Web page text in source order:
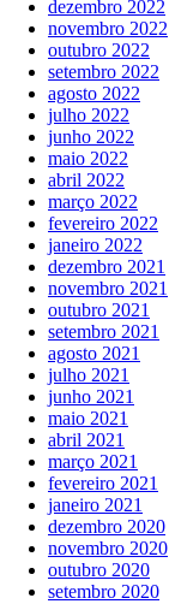
dezembro 2022
novembro 2022
outubro 2022
setembro 2022
agosto 2022
julho 2022
junho 2022
maio 2022
abril 2022
março 2022
fevereiro 2022
janeiro 2022
dezembro 2021
novembro 2021
outubro 2021
setembro 2021
agosto 2021
julho 2021
junho 2021
maio 2021
abril 2021
março 2021
fevereiro 2021
janeiro 2021
dezembro 2020
novembro 2020
outubro 2020
setembro 2020